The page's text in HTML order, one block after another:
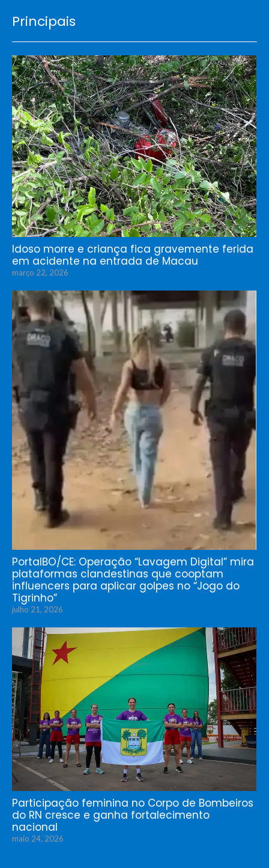
Principais
Idoso morre e criança fica gravemente ferida
em acidente na entrada de Macau
março 22, 2026
PortalBO/CE: Operação “Lavagem Digital” mira
plataformas clandestinas que cooptam
influencers para aplicar golpes no “Jogo do
Tigrinho”
julho 21, 2026
Participação feminina no Corpo de Bombeiros
do RN cresce e ganha fortalecimento
nacional
maio 24, 2026